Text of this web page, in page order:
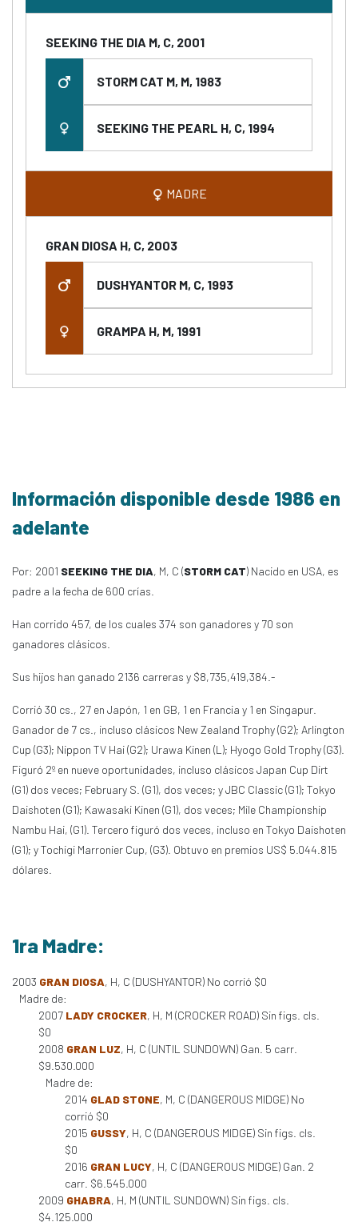
SEEKING THE DIA M, C, 2001
STORM CAT M, M, 1983
SEEKING THE PEARL H, C, 1994
MADRE
GRAN DIOSA H, C, 2003
DUSHYANTOR M, C, 1993
GRAMPA H, M, 1991
Información disponible desde 1986 en
adelante
Por: 2001 SEEKING THE DIA, M, C (STORM CAT) Nacido en USA, es
padre a la fecha de 600 crías.
Han corrido 457, de los cuales 374 son ganadores y 70 son
ganadores clásicos.
Sus hijos han ganado 2136 carreras y $8,735,419,384.-
Corrió 30 cs., 27 en Japón, 1 en GB, 1 en Francia y 1 en Singapur.
Ganador de 7 cs., incluso clásicos New Zealand Trophy (G2); Arlington
Cup (G3); Nippon TV Hai (G2); Urawa Kinen (L); Hyogo Gold Trophy (G3).
Figuró 2º en nueve oportunidades, incluso clásicos Japan Cup Dirt
(G1) dos veces; February S. (G1), dos veces; y JBC Classic (G1); Tokyo
Daishoten (G1); Kawasaki Kinen (G1), dos veces; Mile Championship
Nambu Hai, (G1). Tercero figuró dos veces, incluso en Tokyo Daishoten
(G1); y Tochigi Marronier Cup, (G3). Obtuvo en premios US$ 5.044.815
dólares.
1ra Madre:
2003 GRAN DIOSA, H, C (DUSHYANTOR) No corrió $0
Madre de:
2007 LADY CROCKER, H, M (CROCKER ROAD) Sin figs. cls.
$0
2008 GRAN LUZ, H, C (UNTIL SUNDOWN) Gan. 5 carr.
$9.530.000
Madre de:
2014 GLAD STONE, M, C (DANGEROUS MIDGE) No
corrió $0
2015 GUSSY, H, C (DANGEROUS MIDGE) Sin figs. cls.
$0
2016 GRAN LUCY, H, C (DANGEROUS MIDGE) Gan. 2
carr. $6.545.000
2009 GHABRA, H, M (UNTIL SUNDOWN) Sin figs. cls.
$4.125.000